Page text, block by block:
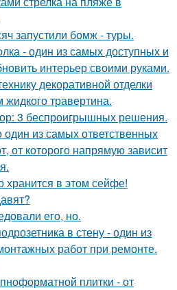
запустили бомж - туры.
- один из самых доступных и
интерьер своими руками.
декоративной отделки
травертина.
3 беспроигрышных решения.
один из самых ответственных
от которого напрямую зависит
хранится в этом сейфе!
его, но.
в стену - один из
работ при ремонте.
плитки - от